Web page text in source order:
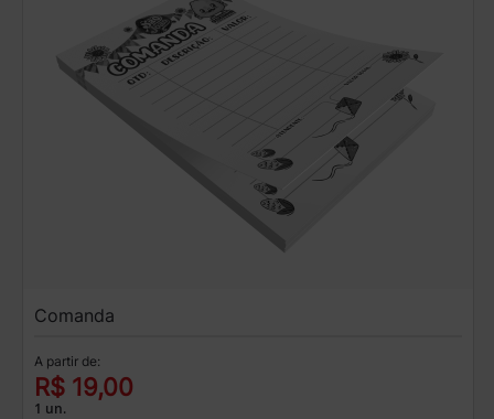
Comanda
A partir de:
R$ 19,00
1 un.